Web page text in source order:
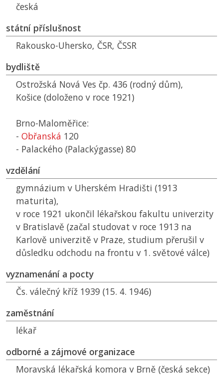
česká
státní příslušnost
Rakousko-Uhersko, ČSR, ČSSR
bydliště
Ostrožská Nová Ves čp. 436 (rodný dům),
Košice (doloženo v roce 1921)
Brno-Maloměřice:
- Obřanská 120
- Palackého (Palackýgasse) 80
vzdělání
gymnázium v Uherském Hradišti (1913
maturita),
v roce 1921 ukončil lékařskou fakultu univerzity
v Bratislavě (začal studovat v roce 1913 na
Karlově univerzitě v Praze, studium přerušil v
důsledku odchodu na frontu v 1. světové válce)
vyznamenání a pocty
Čs. válečný kříž 1939 (15. 4. 1946)
zaměstnání
lékař
odborné a zájmové organizace
Moravská lékařská komora v Brně (česká sekce)